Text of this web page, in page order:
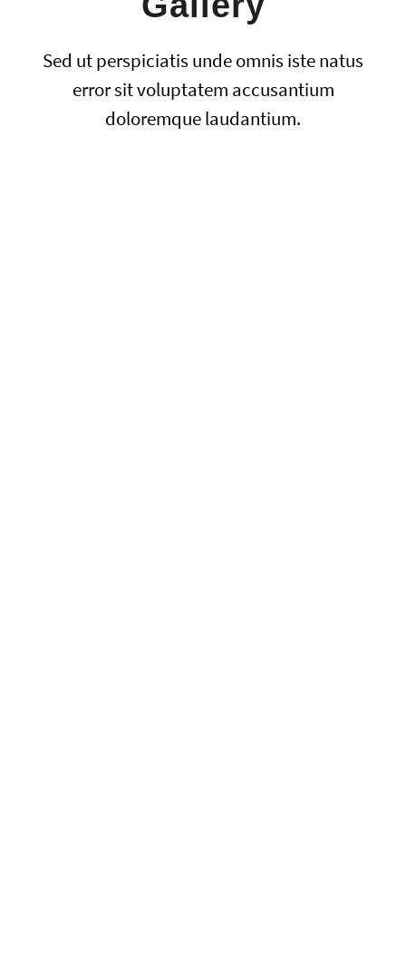
Sed ut perspiciatis unde omnis iste natus
error sit voluptatem accusantium
doloremque laudantium.